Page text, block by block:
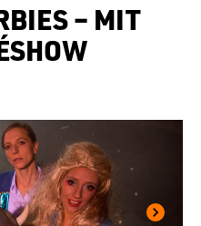
– MIT